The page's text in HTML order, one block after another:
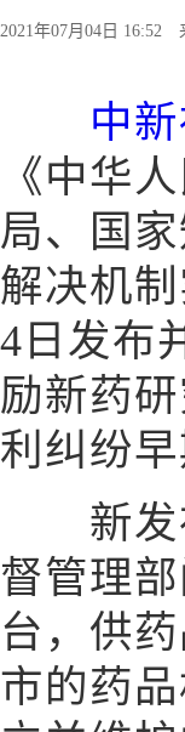
2021年07月04日 16:52
中
《中华
局、国
解决机
4日发布
励新药
利纠纷早
新发布
督管理
台，供
市的药